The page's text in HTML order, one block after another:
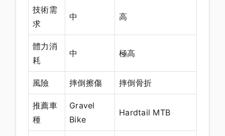
技術需
求
中 高
體力消
耗
中 極高
風險 摔倒擦傷 摔倒骨折
推薦車
種
Gravel
Bike
Hardtail MTB